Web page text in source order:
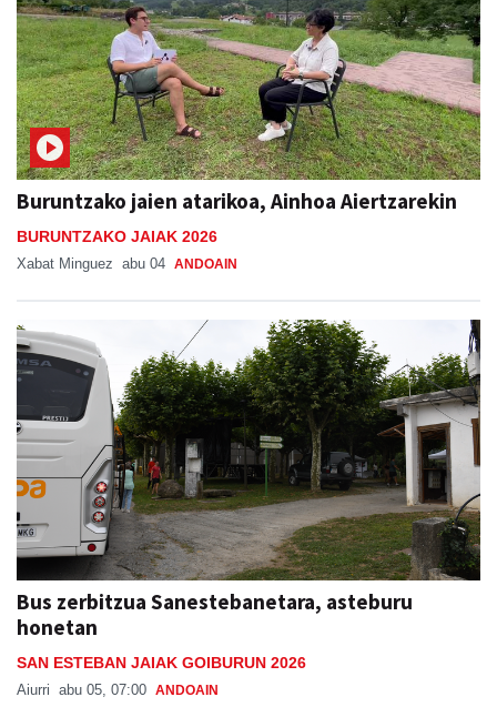
Buruntzako jaien atarikoa, Ainhoa Aiertzarekin
BURUNTZAKO JAIAK 2026
Xabat Minguez abu 04 ANDOAIN
Bus zerbitzua Sanestebanetara, asteburu
honetan
SAN ESTEBAN JAIAK GOIBURUN 2026
Aiurri abu 05, 07:00 ANDOAIN